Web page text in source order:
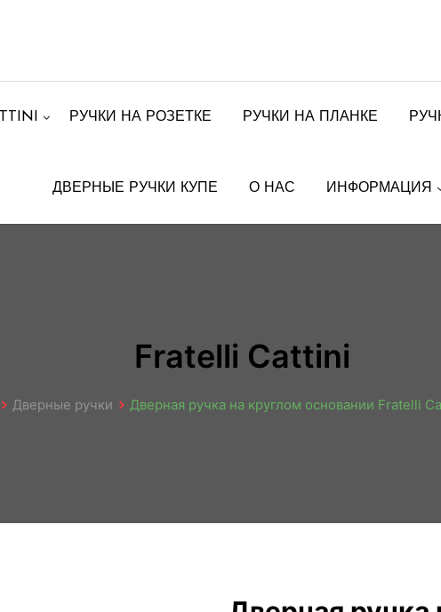
РУЧКИ НА РОЗЕТКЕ РУЧКИ НА ПЛАНКЕ
ДВЕРНЫЕ РУЧКИ КУПЕ О НАС ИНФОРМАЦИЯ
Fratelli Cattini
Дверные ручки Дверная ручка на круглом основании Fratelli